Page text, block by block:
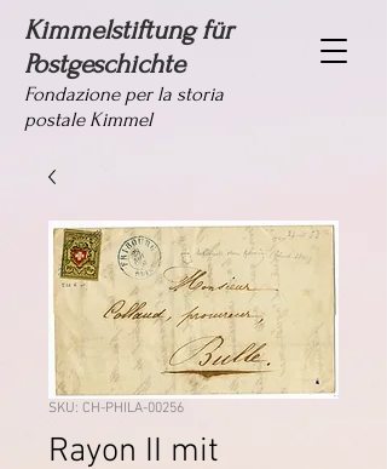
Kimmelstiftung für
Postgeschichte
Fondazione per la storia
postale Kimmel
SKU: CH-PHILA-00256
Rayon II mit